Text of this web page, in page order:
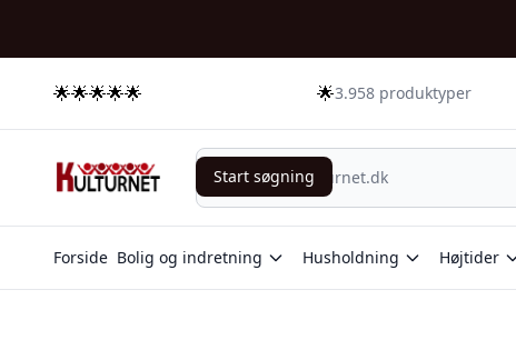
🌟🌟🌟🌟🌟 🌟3.958 produktyper
Start søgning
Start søgning
Forside Bolig og indretning Husholdning Højtider